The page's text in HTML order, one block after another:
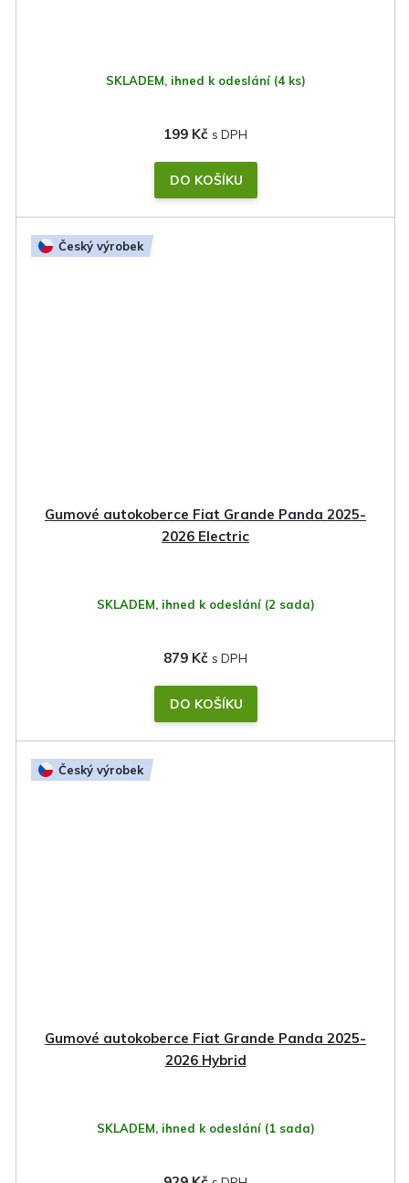
SKLADEM, ihned k odeslání (4 ks)
199 Kč
DO KOŠÍKU
Český výrobek
Gumové autokoberce Fiat Grande Panda 2025-
2026 Electric
SKLADEM, ihned k odeslání (2 sada)
879 Kč
DO KOŠÍKU
Český výrobek
Gumové autokoberce Fiat Grande Panda 2025-
2026 Hybrid
SKLADEM, ihned k odeslání (1 sada)